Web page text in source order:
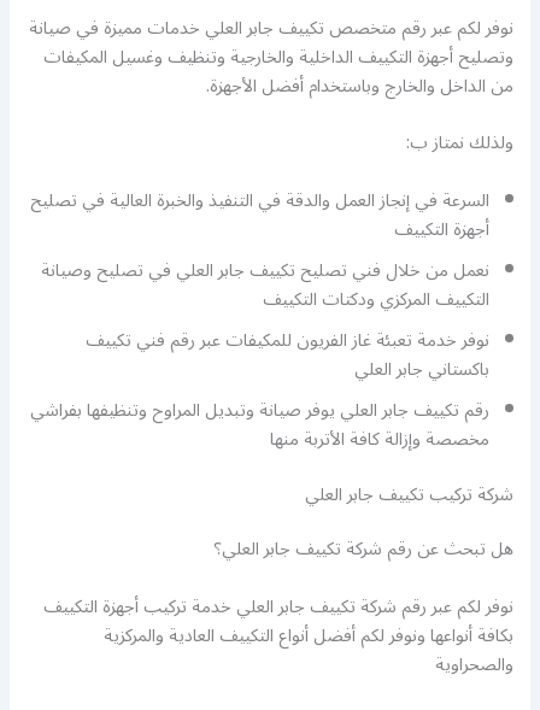
نوفر لكم عبر رقم متخصص تكييف جابر العلي خدمات مميزة في صيانة
وتصليح أجهزة التكييف الداخلية والخارجية وتنظيف وغسيل المكيفات
من الداخل والخارج وباستخدام أفضل الأجهزة.
ولذلك نمتاز ب:
السرعة في إنجاز العمل والدقة في التنفيذ والخبرة العالية في تصليح
أجهزة التكييف
نعمل من خلال فني تصليح تكييف جابر العلي في تصليح وصيانة
التكييف المركزي ودكتات التكييف
نوفر خدمة تعبئة غاز الفريون للمكيفات عبر رقم فني تكييف
باكستاني جابر العلي
رقم تكييف جابر العلي يوفر صيانة وتبديل المراوح وتنظيفها بفراشي
مخصصة وإزالة كافة الأتربة منها
شركة تركيب تكييف جابر العلي
هل تبحث عن رقم شركة تكييف جابر العلي؟
نوفر لكم عبر رقم شركة تكييف جابر العلي خدمة تركيب أجهزة التكييف
بكافة أنواعها ونوفر لكم أفضل أنواع التكييف العادية والمركزية
والصحراوية